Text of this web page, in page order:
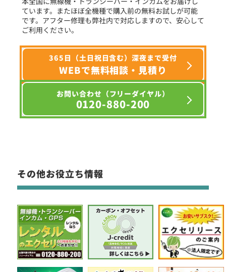
ています。またほぼ全機種で購入前の無料お試しが可能
です。アフター修理も弊社内で対応しますので、安心して
ご利用ください。
365日（土日祝日含む）深夜まで受付
WEBで無料相談・見積り
お問い合わせ（フリーダイヤル）
0120-880-200
その他お役立ち情報